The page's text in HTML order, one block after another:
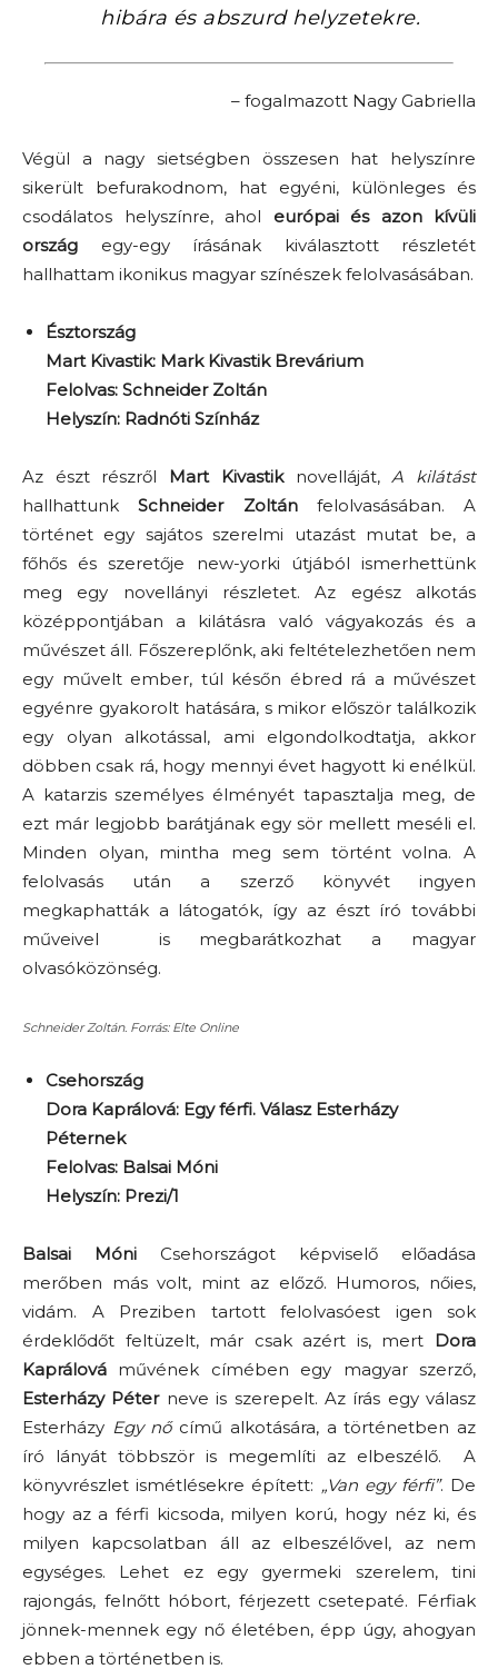
hibára és abszurd helyzetekre.
– fogalmazott Nagy Gabriella
Végül a nagy sietségben összesen hat helyszínre
sikerült befurakodnom, hat egyéni, különleges és
csodálatos helyszínre, ahol európai és azon kívüli
ország egy-egy írásának kiválasztott részletét
hallhattam ikonikus magyar színészek felolvasásában.
Észtország
Mart Kivastik: Mark Kivastik Brevárium
Felolvas: Schneider Zoltán
Helyszín: Radnóti Színház
Az észt részről Mart Kivastiknovelláját, A kilátást
hallhattunkSchneider Zoltánfelolvasásában. A
történet egy sajátos szerelmi utazást mutat be, a
főhős és szeretője new-yorki útjából ismerhettünk
meg egy novellányi részletet. Az egész alkotás
középpontjában a kilátásra való vágyakozás és a
művészet áll. Főszereplőnk, aki feltételezhetően nem
egy művelt ember, túl későn ébred rá a művészet
egyénre gyakorolt hatására, s mikor először találkozik
egy olyan alkotással, ami elgondolkodtatja, akkor
döbben csak rá, hogy mennyi évet hagyott ki enélkül.
A katarzis személyes élményét tapasztalja meg, de
ezt már legjobb barátjának egy sör mellett meséli el.
Minden olyan, mintha meg sem történt volna. A
felolvasás után a szerző könyvét ingyen
megkaphatták a látogatók, így az észt író további
műveivel is megbarátkozhat a magyar
olvasóközönség.
Schneider Zoltán. Forrás: Elte Online
Csehország
Dora Kaprálová: Egy férfi. Válasz Esterházy
Péternek
Felolvas: Balsai Móni
Helyszín: Prezi/1
Balsai Móni Csehországot képviselő előadása
merőben más volt, mint az előző. Humoros, nőies,
vidám. A Preziben tartott felolvasóest igen sok
érdeklődőt feltüzelt, már csak azért is, mert Dora
Kaprálová művének címében egy magyar szerző,
Esterházy Péterneve is szerepelt. Az írás egy válasz
Esterházy Egy nőcímű alkotására, a történetben az
író lányát többször is megemlíti az elbeszélő. A
könyvrészlet ismétlésekre épített: „Van egy férfi”. De
hogy az a férfi kicsoda, milyen korú, hogy néz ki, és
milyen kapcsolatban áll az elbeszélővel, az nem
egységes. Lehet ez egy gyermeki szerelem, tini
rajongás, felnőtt hóbort, férjezett csetepaté. Férfiak
jönnek-mennek egy nő életében, épp úgy, ahogyan
ebben a történetben is.